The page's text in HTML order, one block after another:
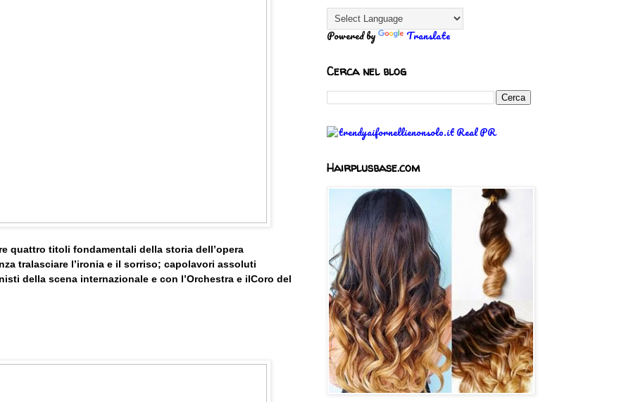
quattro titoli fondamentali della storia dell’opera
tralasciare l’ironia e il sorriso; capolavori assoluti
della scena internazionale e con l’Orchestra e ilCoro del
Powered by Translate
Cerca nel blog
Hairplusbase.com